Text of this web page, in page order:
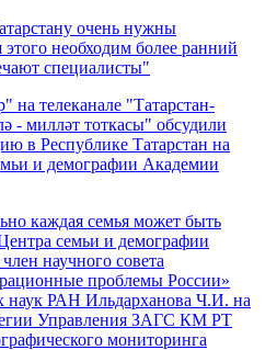
очень нужны
необходим более ранний
специалисты"
на телеканале "Татарстан-
- милләт тоткасы" обсудили
в Республике Татарстан на
и демографии Академии
каждая семья может быть
семьи и демографии
научного совета
проблемы России»
наук РАН Ильдарханова Ч.И. на
Управления ЗАГС КМ РТ
мониторинга